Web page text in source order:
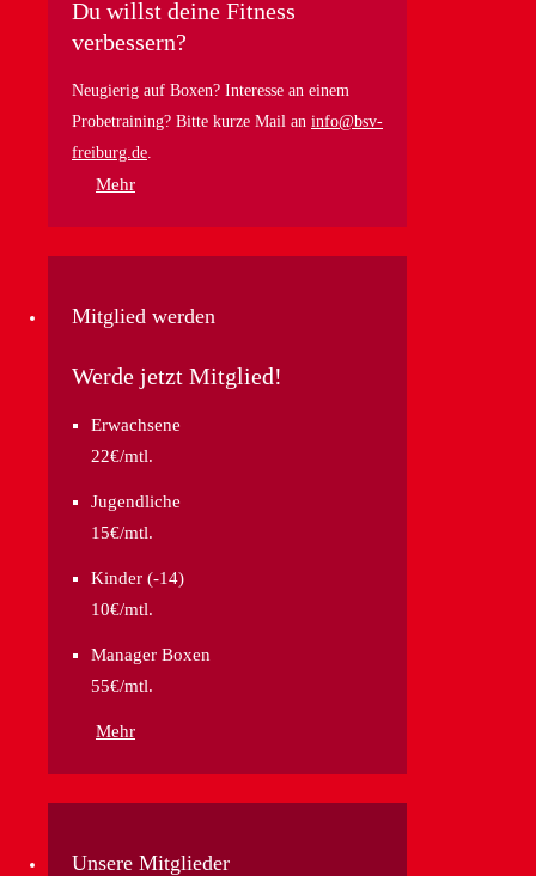
Du willst deine Fitness
verbessern?
Neugierig auf Boxen? Interesse an einem
Probetraining? Bitte kurze Mail an info@bsv-
freiburg.de
Mehr
Mitglied werden
Werde jetzt Mitglied!
Erwachsene
22€/mtl.
Jugendliche
15€/mtl.
Kinder (-14)
10€/mtl.
Manager Boxen
55€/mtl.
Mehr
Unsere Mitglieder